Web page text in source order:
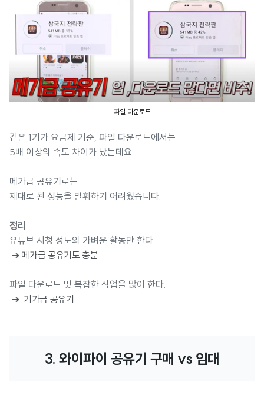
파일 다운로드
같은 1기가 요금제 기준, 파일 다운로드에서는
5배 이상의 속도 차이가 났는데요.
메가급 공유기로는
제대로 된 성능을 발휘하기 어려웠습니다.
정리
유튜브 시청 정도의 가벼운 활동만 한다
➔ 메가급 공유기도 충분
파일 다운로드 및 복잡한 작업을 많이 한다.
➔ 기가급 공유기
3. 와이파이 공유기 구매 vs 임대